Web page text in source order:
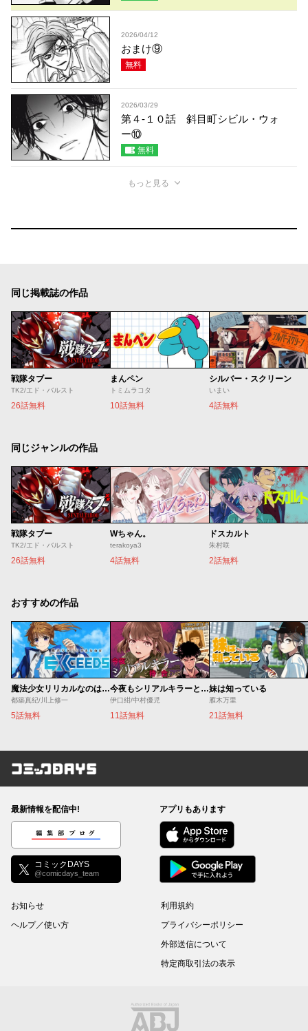
2026/04/12
おまけ⑨
無料
2026/03/29
第４-１０話 斜目町シビル・ウォ
ー⑩
無料
もっと見る
同じ掲載誌の作品
戦隊タブー
TK2/エド・バルスト
26話無料
まんペン
トミムラコタ
10話無料
シルバー・スクリーン
いまい
4話無料
同じジャンルの作品
戦隊タブー
TK2/エド・バルスト
26話無料
Wちゃん。
terakoya3
4話無料
ドスカルト
朱村咲
2話無料
おすすめの作品
魔法少女リリカルなのは EXCEEDS
都築真紀/川上修一
5話無料
今夜もシリアルキラーと待ち合わせ
伊口紺/中村優児
11話無料
妹は知っている
雁木万里
21話無料
コミックDAYS
最新情報を配信中!
編集部ブログ
コミックDAYS
@comicdays_team
アプリもあります
お知らせ
ヘルプ／使い方
利用規約
プライバシーポリシー
外部送信について
特定商取引法の表示